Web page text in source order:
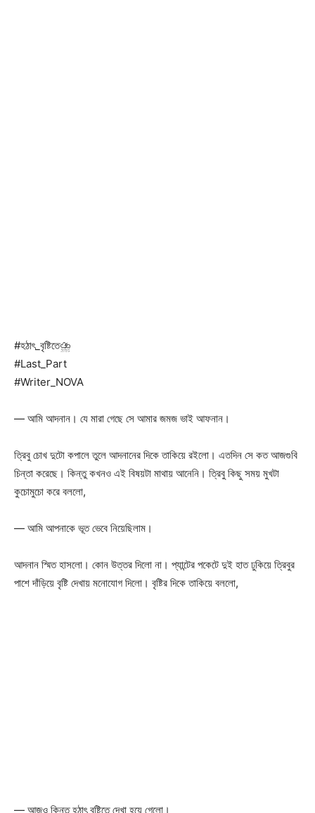
#হঠাৎ_বৃষ্টিতে⛈️
#Last_Part
#Writer_NOVA
— আমি আদনান। যে মারা গেছে সে আমার জমজ ভাই আফনান।
ত্রিবু চোখ দুটো কপালে তুলে আদনানের দিকে তাকিয়ে রইলো। এতদিন সে কত আজগুবি
চিন্তা করেছে। কিন্তু কখনও এই বিষয়টা মাথায় আনেনি। ত্রিবু কিছু সময় মুখটা
কুচোমুচো করে বললো,
— আমি আপনাকে ভূত ভেবে নিয়েছিলাম।
আদনান স্মিত হাসলো। কোন উত্তর দিলো না। প্যান্টের পকেটে দুই হাত ঢুকিয়ে ত্রিবুর
পাশে দাঁড়িয়ে বৃষ্টি দেখায় মনোযোগ দিলো। বৃষ্টির দিকে তাকিয়ে বললো,
— আজও কিন্তু হঠাৎ বৃষ্টিতে দেখা হয়ে গেলো।